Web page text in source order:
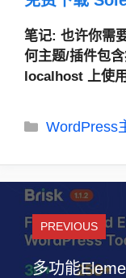
笔记: 也许你需
何主题/插件包
localhost 上使
分
WordPress
PREVIOUS
多功能